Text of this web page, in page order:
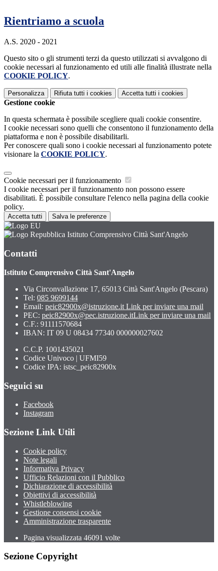
Rientriamo a scuola
A.S. 2020 - 2021
Questo sito o gli strumenti terzi da questo utilizzati si avvalgono di
cookie necessari al funzionamento ed utili alle finalità illustrate nella
COOKIE POLICY.
Personalizza Rifiuta tutti i cookies Accetta tutti i cookies
Gestione cookie
In questa schermata è possibile scegliere quali cookie consentire.
I cookie necessari sono quelli che consentono il funzionamento della
piattaforma e non è possibile disabilitarli.
Per conoscere quali sono i cookie necessari al funzionamento potete
visionare la COOKIE POLICY.
Cookie necessari per il funzionamento
I cookie necessari per il funzionamento non possono essere
disabilitati. È possibile consultare l'elenco nella pagina della cookie
policy.
Accetta tutti Salva le preferenze
Istituto Comprensivo Città Sant'Angelo
Contatti
Istituto Comprensivo Città Sant'Angelo
Via Circonvallazione 17, 65013 Città Sant'Angelo (Pescara)
Tel: 085 9699144
Email: peic82900x@istruzione.it Link per inviare una mail
PEC: peic82900x@pec.istruzione.itLink per inviare una mail
C.F.: 91111570684
IBAN: IT 09 U 08434 77340 000000027602
C.C.P. 1001435021
Codice Univoco | UFMI59
Codice IPA: istsc_peic82900x
Seguici su
Facebook
Instagram
Sezione Link Utili
Cookie policy
Note legali
Informativa Privacy
Ufficio Relazioni con il Pubblico
Dichiarazione di accessibilità
Obiettivi di accessibilità
Whistleblowing
Gestione consensi cookie
Amministrazione trasparente
Pagina visualizzata 46091 volte
Sezione Copyright